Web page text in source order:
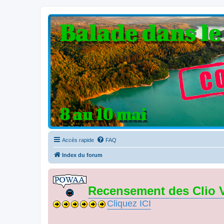
Clio V6 Passion
Le site français des passionnés de Clio V6
Accès rapide FAQ
Index du forum
Recensement des Clio
Cliquez ICI